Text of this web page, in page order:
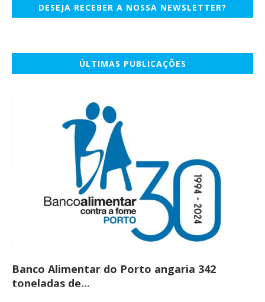
DESEJA RECEBER A NOSSA NEWSLETTER?
ÚLTIMAS PUBLICAÇÕES
Banco Alimentar do Porto angaria 342
toneladas de...